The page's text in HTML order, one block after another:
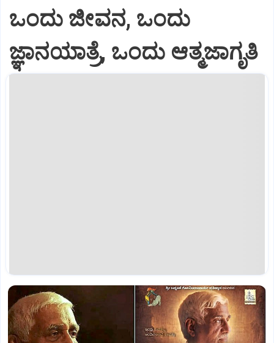
ಒಂದು ಜೀವನ, ಒಂದು
ಜ್ಞಾನಯಾತ್ರೆ, ಒಂದು ಆತ್ಮಜಾಗೃತಿ